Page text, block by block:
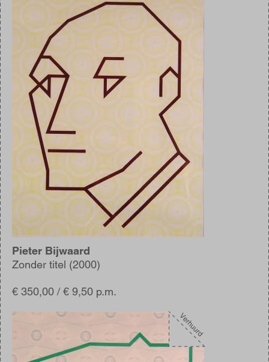
Pieter Bijwaard
Zonder titel (2000)
€ 350,00 / € 9,50 p.m.
Afbeelding